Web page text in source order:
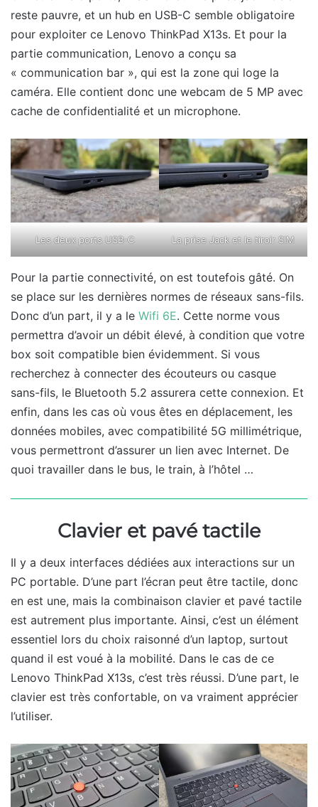
reste pauvre, et un hub en USB-C semble obligatoire
pour exploiter ce Lenovo ThinkPad X13s. Et pour la
partie communication, Lenovo a conçu sa
« communication bar », qui est la zone qui loge la
caméra. Elle contient donc une webcam de 5 MP avec
cache de confidentialité et un microphone.
Les deux ports USB-C La prise Jack et le tiroir SIM
Pour la partie connectivité, on est toutefois gâté. On
se place sur les dernières normes de réseaux sans-fils.
Donc d’un part, il y a le Wifi 6E. Cette norme vous
permettra d’avoir un débit élevé, à condition que votre
box soit compatible bien évidemment. Si vous
recherchez à connecter des écouteurs ou casque
sans-fils, le Bluetooth 5.2 assurera cette connexion. Et
enfin, dans les cas où vous êtes en déplacement, les
données mobiles, avec compatibilité 5G millimétrique,
vous permettront d’assurer un lien avec Internet. De
quoi travailler dans le bus, le train, à l’hôtel …
Clavier et pavé tactile
Il y a deux interfaces dédiées aux interactions sur un
PC portable. D’une part l’écran peut être tactile, donc
en est une, mais la combinaison clavier et pavé tactile
est autrement plus importante. Ainsi, c’est un élément
essentiel lors du choix raisonné d’un laptop, surtout
quand il est voué à la mobilité. Dans le cas de ce
Lenovo ThinkPad X13s, c’est très réussi. D’une part, le
clavier est très confortable, on va vraiment apprécier
l’utiliser.